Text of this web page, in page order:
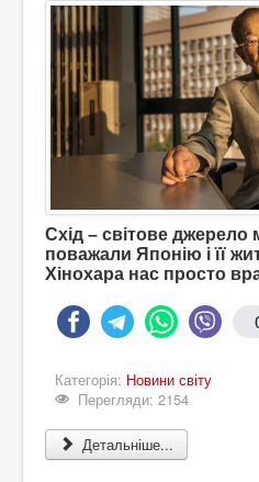
Схід – світове джерело
поважали Японію і її
Хінохара нас просто
Категорія: Новини світу
Перегляди: 2154
Детальніше...